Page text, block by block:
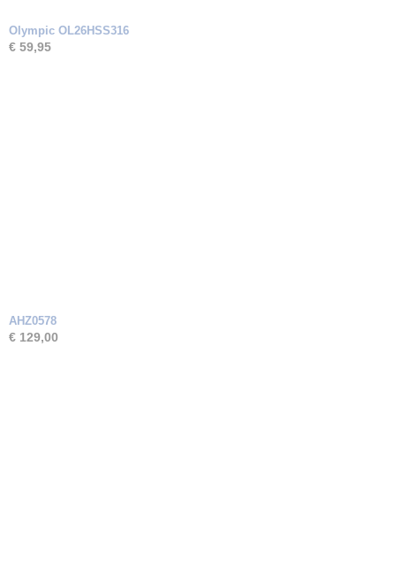
Olympic OL26HSS316
€ 59,95
AHZ0578
€ 129,00